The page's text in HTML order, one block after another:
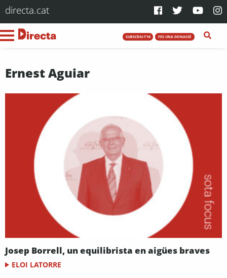
directa.cat
SUBSCRIU-T'HI FES UNA DONACIÓ
Ernest Aguiar
Josep Borrell, un equilibrista en aigües braves
ELOI LATORRE